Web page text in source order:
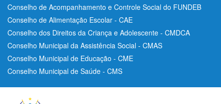
Conselho de Acompanhamento e Controle Social do FUNDEB
Conselho de Alimentação Escolar - CAE
Conselho dos Direitos da Criança e Adolescente - CMDCA
Conselho Municipal da Assistência Social - CMAS
Conselho Municipal de Educação - CME
Conselho Municipal de Saúde - CMS